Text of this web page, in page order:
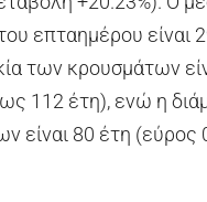
επταημέρου είναι
των κρουσμάτων
112 έτη), ενώ η
είναι 80 έτη (εύρος